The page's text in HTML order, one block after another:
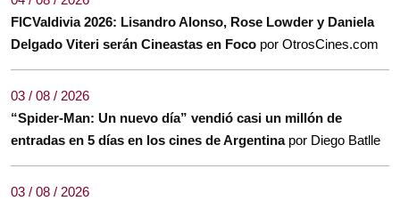
FICValdivia 2026: Lisandro Alonso, Rose Lowder y Daniela
Delgado Viteri serán Cineastas en Foco por OtrosCines.com
03 / 08 / 2026
“Spider-Man: Un nuevo día” vendió casi un millón de
entradas en 5 días en los cines de Argentina por Diego Batlle
03 / 08 / 2026